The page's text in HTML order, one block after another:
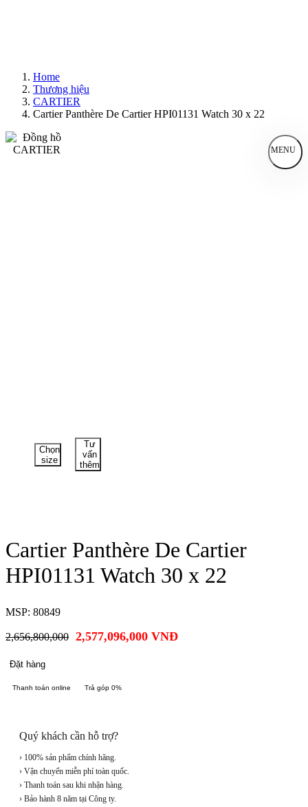
Home
Thương hiệu
CARTIER
Cartier Panthère De Cartier HPI01131 Watch 30 x 22
MENU
Chọn
size
Tư
vấn
thêm
Cartier Panthère De Cartier
HPI01131 Watch 30 x 22
MSP: 80849
2,656,800,000 2,577,096,000 VNĐ
Đặt hàng
Thanh toán online Trả góp 0%
Quý khách cần hỗ trợ?
› 100% sản phẩm chính hãng.
› Vận chuyển miễn phí toàn quốc.
› Thanh toán sau khi nhận hàng.
› Bảo hành 8 năm tại Công ty.